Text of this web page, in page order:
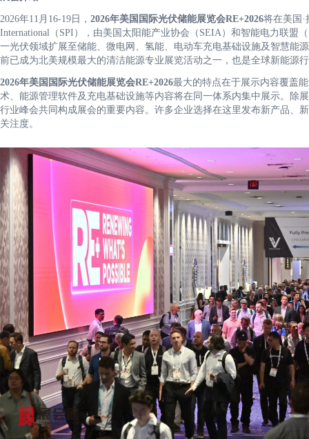
2026年11月16-19日， 2026年美国国际光伏储能展览会RE+2026将在美国·
International（SPI），由美国太阳能产业协会（SEIA）和智能电力联盟
一光伏领域扩展至储能、微电网、氢能、电动车充电基础设施及智慧能
前已成为北美规模最大的清洁能源专业展览活动之一，也是全球新能源
2026年美国国际光伏储能展览会RE+2026最大的特点在于展示内容覆盖
术、能源管理软件及充电基础设施等内容将在同一体系内集中展示。除
行业峰会共同构成展会的重要内容。许多企业选择在这里发布新产品、
关注度。